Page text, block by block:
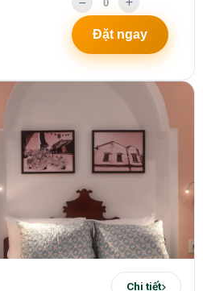
Đặt ngay
Chi tiết